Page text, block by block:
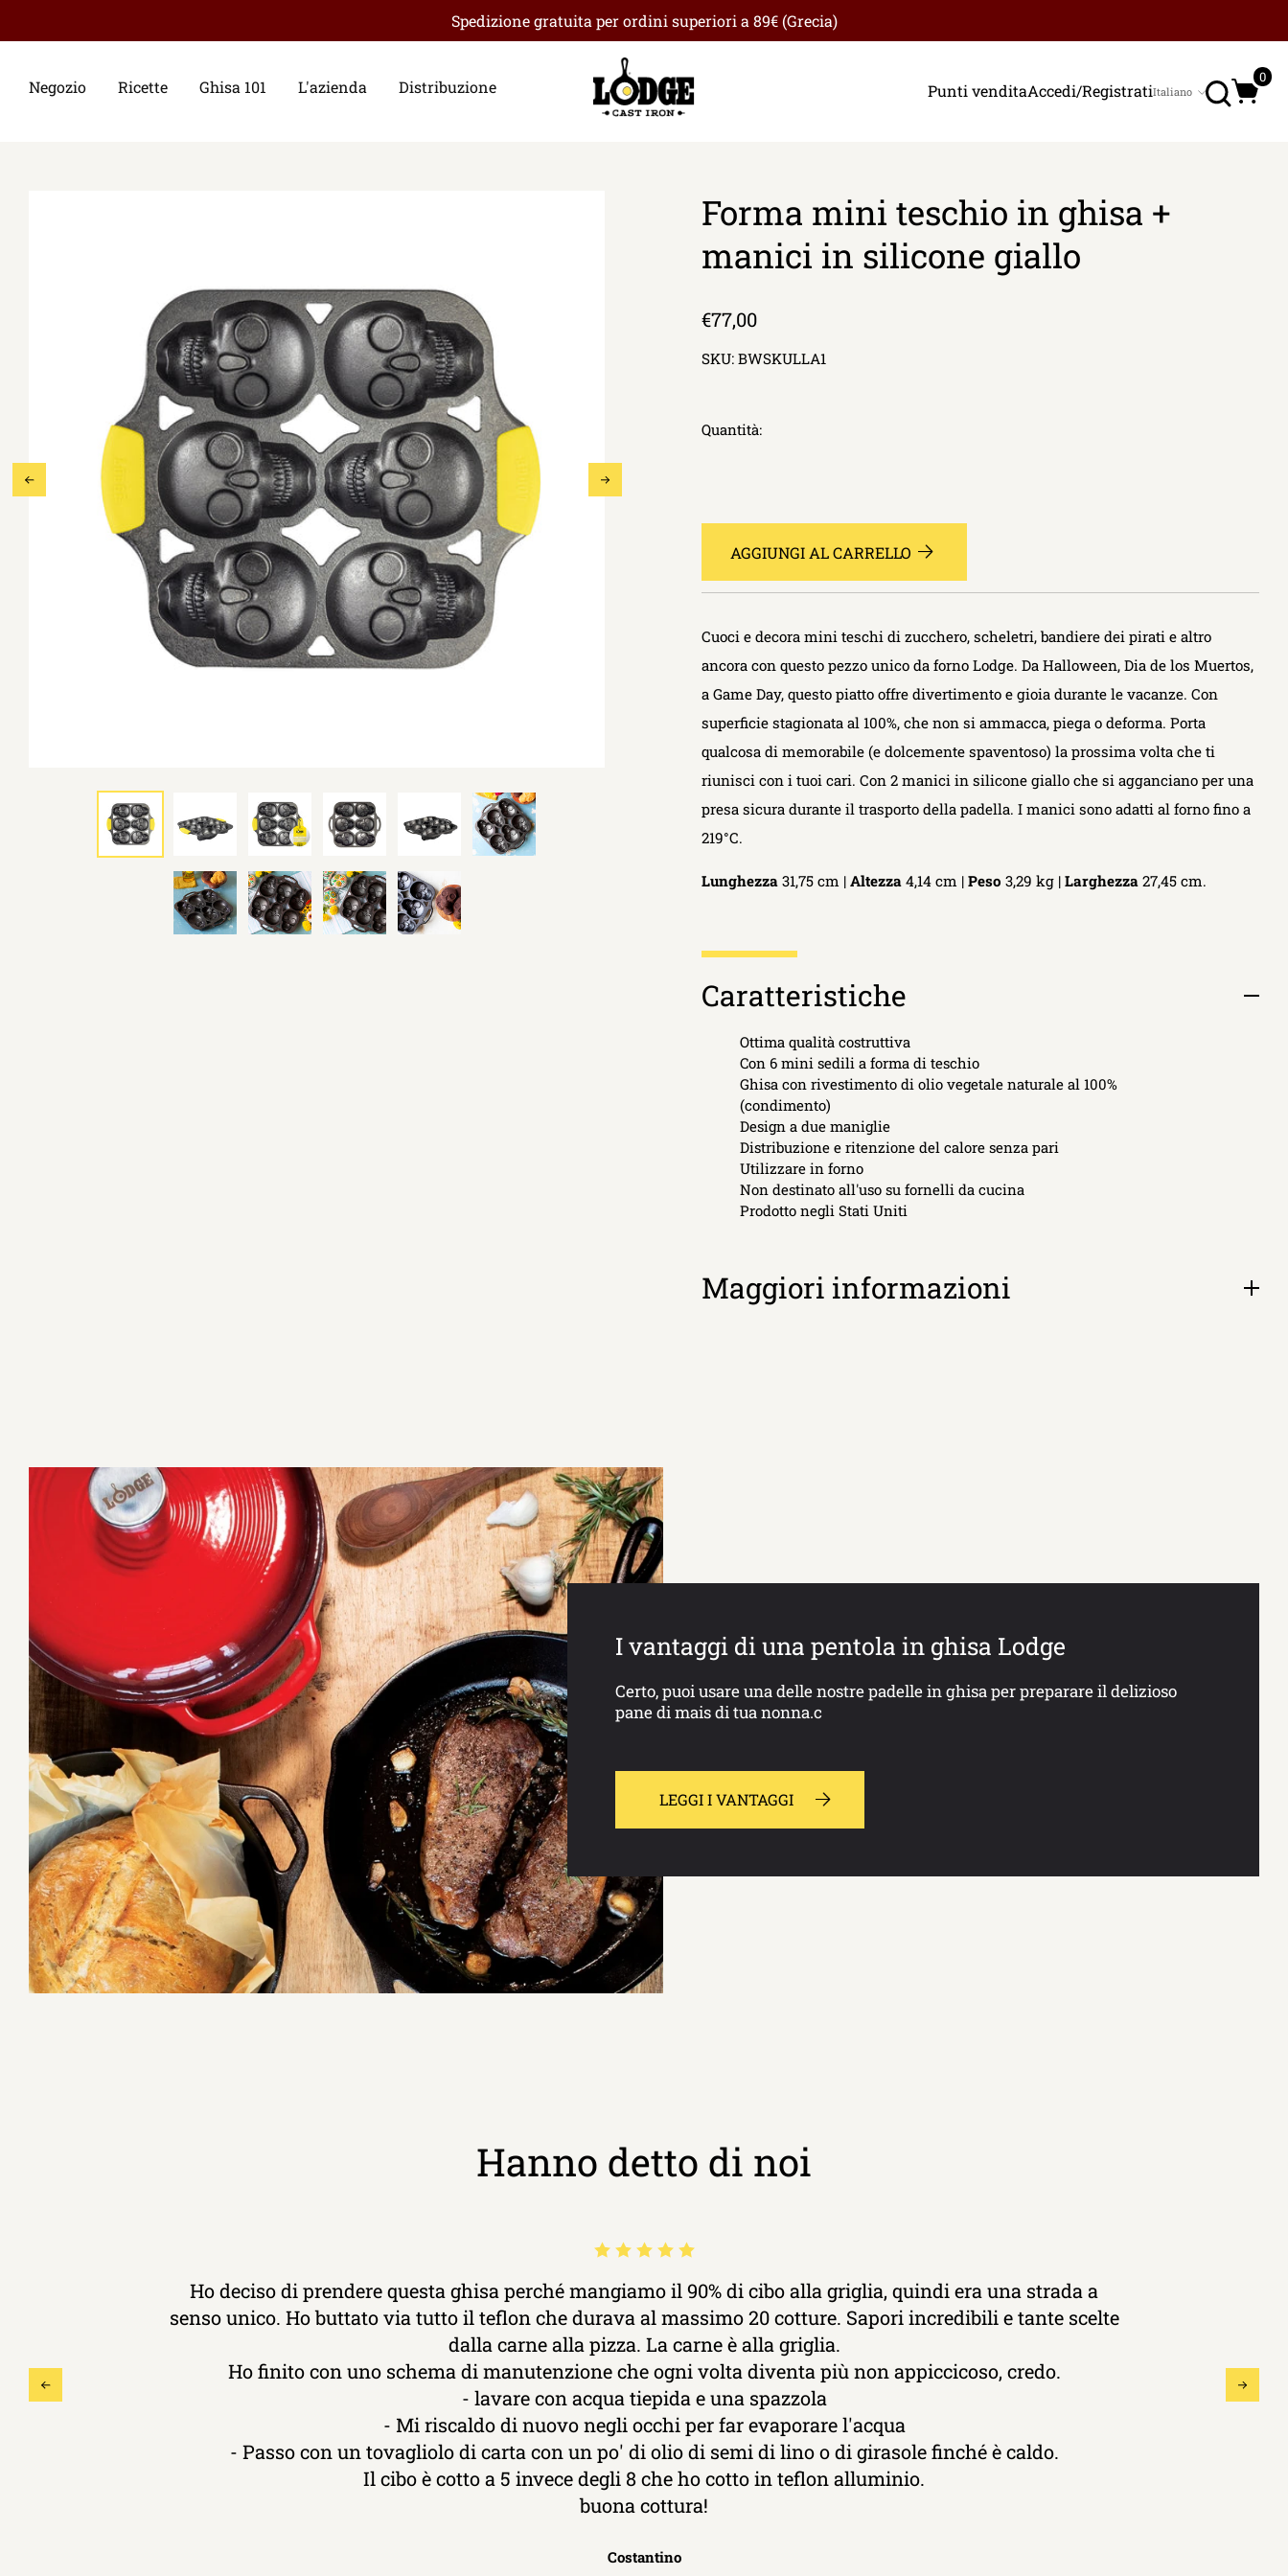
Spedizione gratuita per ordini superiori a 89€ (Grecia)
Negozio Ricette Ghisa 101 L'azienda Distribuzione Punti venditaAccedi/Registrati
Lingua
Italiano
0
Forma mini teschio in ghisa +
manici in silicone giallo
Prezzo
listino
€77,00
SKU:BWSKULLA1
Quantità:
AGGIUNGI AL CARRELLO
Cuoci e decora mini teschi di zucchero, scheletri, bandiere dei pirati e altro
ancora con questo pezzo unico da forno Lodge. Da Halloween, Dia de los Muertos,
a Game Day, questo piatto offre divertimento e gioia durante le vacanze. Con
superficie stagionata al 100%, che non si ammacca, piega o deforma. Porta
qualcosa di memorabile (e dolcemente spaventoso) la prossima volta che ti
riunisci con i tuoi cari. Con 2 manici in silicone giallo che si agganciano per una
presa sicura durante il trasporto della padella. I manici sono adatti al forno fino a
219°C.
Lunghezza 31,75 cm |Altezza 4,14 cm |Peso 3,29 kg |Larghezza 27,45 cm.
Caratteristiche
Ottima qualità costruttiva
Con 6 mini sedili a forma di teschio
Ghisa con rivestimento di olio vegetale naturale al 100%
(condimento)
Design a due maniglie
Distribuzione e ritenzione del calore senza pari
Utilizzare in forno
Non destinato all'uso su fornelli da cucina
Prodotto negli Stati Uniti
Maggiori informazioni
Apri
scheda
I vantaggi di una pentola in ghisa Lodge
Certo, puoi usare una delle nostre padelle in ghisa per preparare il delizioso
pane di mais di tua nonna.c
LEGGI I VANTAGGI
Hanno detto di noi
Ho deciso di prendere questa ghisa perché mangiamo il 90% di cibo alla griglia, quindi era una strada a
senso unico. Ho buttato via tutto il teflon che durava al massimo 20 cotture. Sapori incredibili e tante scelte
dalla carne alla pizza. La carne è alla griglia.
Ho finito con uno schema di manutenzione che ogni volta diventa più non appiccicoso, credo.
- lavare con acqua tiepida e una spazzola
- Mi riscaldo di nuovo negli occhi per far evaporare l'acqua
- Passo con un tovagliolo di carta con un po' di olio di semi di lino o di girasole finché è caldo.
Il cibo è cotto a 5 invece degli 8 che ho cotto in teflon alluminio.
buona cottura!
Costantino